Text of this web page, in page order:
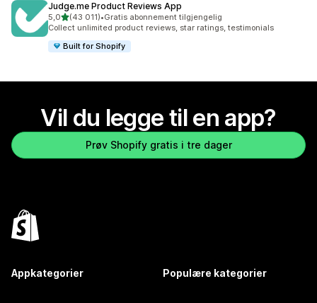
Judge.me Product Reviews App
5,0av 5 stjerner
(43 011)
Totalt 43011 omtaler
•Gratis abonnement tilgjengelig
Collect unlimited product reviews, star ratings, testimonials
Built for Shopify
Vil du legge til en app?
Prøv Shopify gratis i tre dager
Appkategorier Populære kategorier